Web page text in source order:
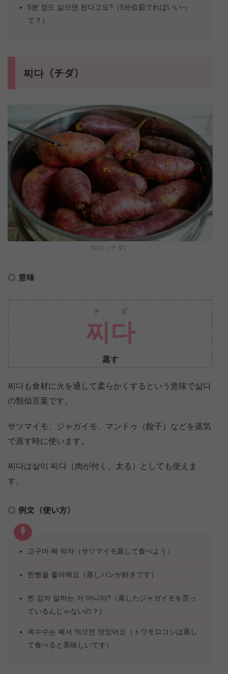
5분 정도 삶으면 된다고요?（5分位茹でればいいっ
て？）
찌다（チダ）
찌다（チダ）
意味
찌다
チダ
蒸す
찌다も食材に火を通して柔らかくするという意味で삶다
の類似言葉です。
サツマイモ、ジャガイモ、マンドゥ（餃子）などを蒸気
で蒸す時に使います。
찌다は살이 찌다（肉が付く、太る）としても使えま
す。
例文（使い方）
고구마 쪄 먹자（サツマイモ蒸して食べよう）
찐빵을 좋아해요（蒸しパンが好きです）
찐 감자 말하는 거 아니야?（蒸したジャガイモを言っ
ているんじゃないの？）
옥수수는 쪄서 먹으면 맛있어요（トウモロコシは蒸し
て食べると美味しいです）